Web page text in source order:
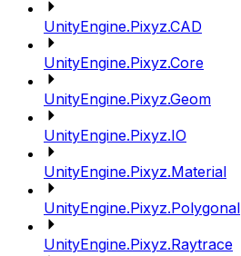
UnityEngine.Pixyz.CAD
UnityEngine.Pixyz.Core
UnityEngine.Pixyz.Geom
UnityEngine.Pixyz.IO
UnityEngine.Pixyz.Material
UnityEngine.Pixyz.Polygonal
UnityEngine.Pixyz.Raytrace